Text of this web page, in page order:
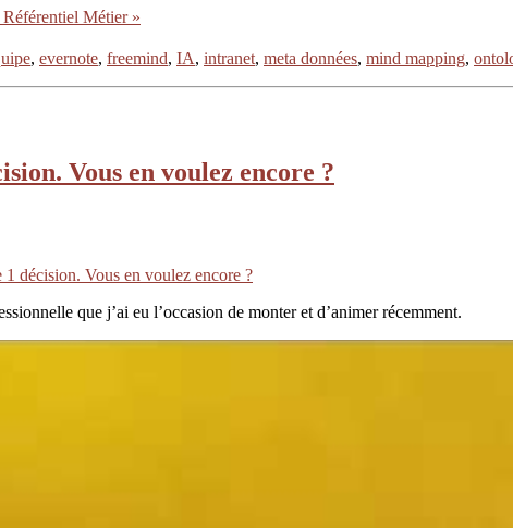
Métier »
, evernote, freemind, IA, intranet, meta données, mind mapping,
Vous en voulez encore ?
décision. Vous en voulez encore ?
que j’ai eu l’occasion de monter et d’animer récemment.